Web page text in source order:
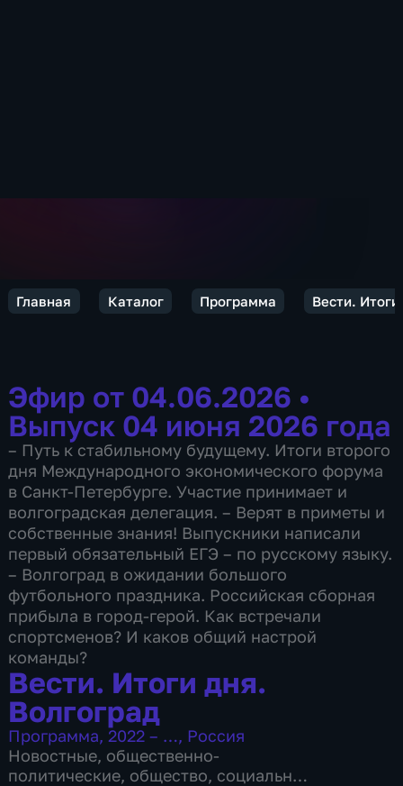
Главная Каталог Программа Вести.
Эфир от 04.06.2026 •
Выпуск 04 июня 2026 года
– Путь к стабильному будущему. Итоги второго
дня Международного экономического форума
в Санкт-Петербурге. Участие принимает и
волгоградская делегация. – Верят в приметы и
собственные знания! Выпускники написали
первый обязательный ЕГЭ – по русскому языку.
– Волгоград в ожидании большого
футбольного праздника. Российская сборная
прибыла в город-герой. Как встречали
спортсменов? И каков общий настрой
команды?
Вести. Итоги дня.
Волгоград
Программа, 2022 – …, Россия
Новостные, общественно-
политические, общество, социально-